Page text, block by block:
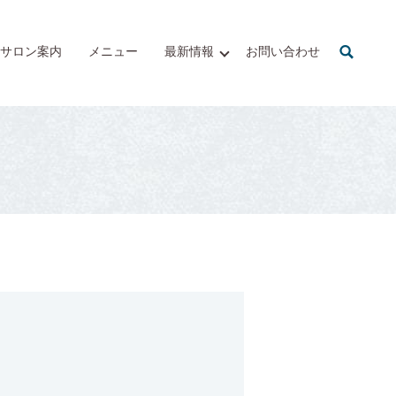
サロン案内 メニュー 最新情報 お問い合わせ